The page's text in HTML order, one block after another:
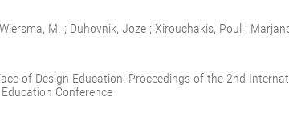
M. ; Duhovnik, Joze ; Xirouchakis, Poul ;
of Design Education: Proceedings of the 2nd
Conference